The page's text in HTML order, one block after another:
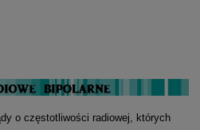
o częstotliwości radiowej, których